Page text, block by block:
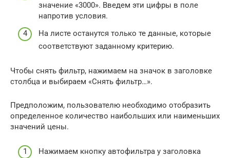
значение «3000». Введем эти цифры в поле
напротив условия.
На листе останутся только те данные, которые
соответствуют заданному критерию.
Чтобы снять фильтр, нажимаем на значок в заголовке
столбца и выбираем «Снять фильтр…».
Предположим, пользователю необходимо отобразить
определенное количество наибольших или наименьших
значений цены.
Нажимаем кнопку автофильтра у заголовка